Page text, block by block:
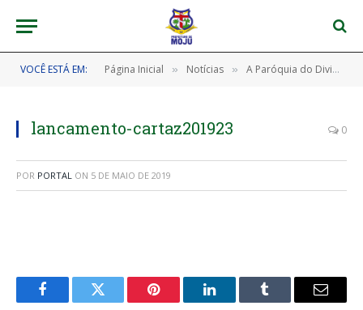
VOCÊ ESTÁ EM: Página Inicial » Notícias » A Paróquia do Divino Espírito Santo, em Moju, realizou evento especial para o lançamento do cartaz da Festividade 2019.
lancamento-cartaz201923 0
POR PORTAL ON 5 DE MAIO DE 2019
FacebookTwitter Pinterest LinkedInTumblr
E-